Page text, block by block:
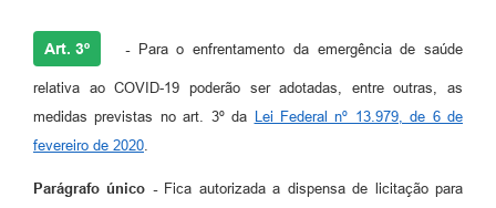
Art. 3º -Para o enfrentamento da emergência de saúde
relativa ao COVID-19 poderão ser adotadas, entre outras, as
medidas previstas no art. 3º da Lei Federal nº 13.979, de 6 de
fevereiro de 2020.
Parágrafo único -Fica autorizada a dispensa de licitação para